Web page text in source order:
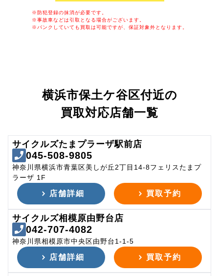
※防犯登録の抹消が必要です。
※事故車などは引取となる場合がございます。
※パンクしていても買取は可能ですが、保証対象外となります。
横浜市保土ケ谷区付近の
買取対応店舗一覧
サイクルズたまプラーザ駅前店
045-508-9805
神奈川県横浜市青葉区美しが丘2丁目14-8フェリスたまプ
ラーザ 1F
店舗詳細 買取予約
サイクルズ相模原由野台店
042-707-4082
神奈川県相模原市中央区由野台1-1-5
店舗詳細 買取予約